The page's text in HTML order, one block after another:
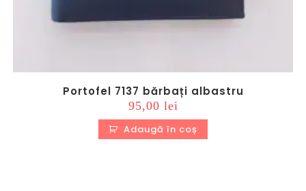
Portofel 7137 bărbați albastru
95,00 lei
Adaugă în coș